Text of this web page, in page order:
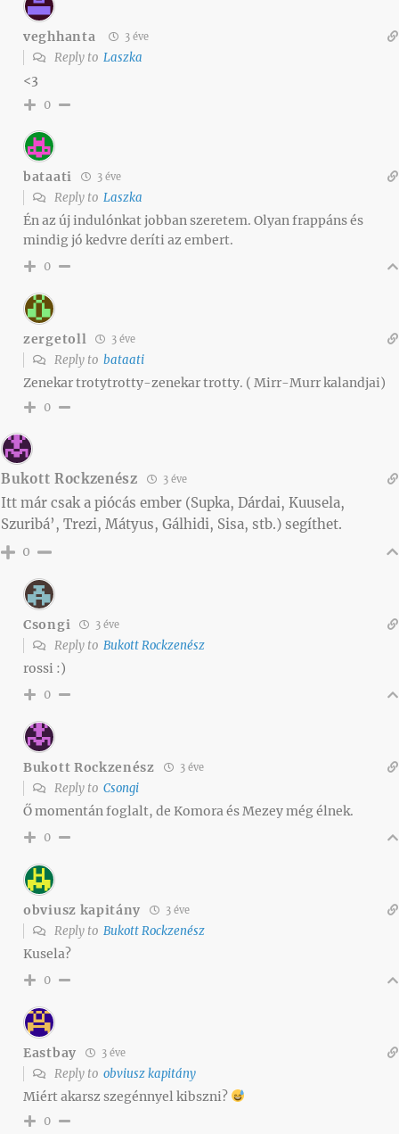
veghhanta 3 éve
Reply to Laszka
<3
0
bataati 3 éve
Reply to Laszka
Én az új indulónkat jobban szeretem. Olyan frappáns és
mindig jó kedvre deríti az embert.
0
zergetoll 3 éve
Reply to bataati
Zenekar trotytrotty-zenekar trotty. ( Mirr-Murr kalandjai)
0
Bukott Rockzenész 3 éve
Itt már csak a piócás ember (Supka, Dárdai, Kuusela,
Szuribá’, Trezi, Mátyus, Gálhidi, Sisa, stb.) segíthet.
0
Csongi 3 éve
Reply to Bukott Rockzenész
rossi :)
0
Bukott Rockzenész 3 éve
Reply to Csongi
Ő momentán foglalt, de Komora és Mezey még élnek.
0
obviusz kapitány 3 éve
Reply to Bukott Rockzenész
Kusela?
0
Eastbay 3 éve
Reply to obviusz kapitány
Miért akarsz szegénnyel kibszni?
0